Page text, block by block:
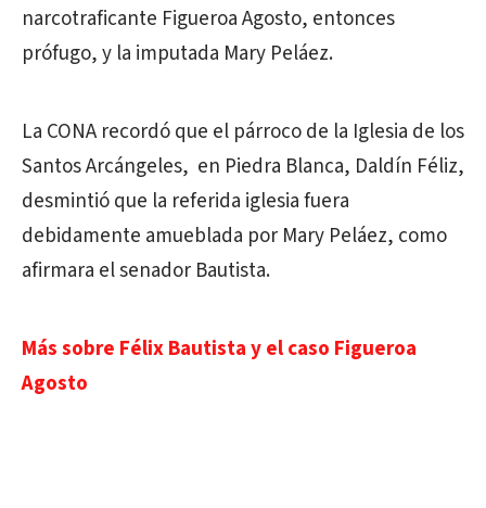
narcotraficante Figueroa Agosto, entonces
prófugo, y la imputada Mary Peláez.
La CONA recordó que el párroco de la Iglesia de los
Santos Arcángeles, en Piedra Blanca, Daldín Féliz,
desmintió que la referida iglesia fuera
debidamente amueblada por Mary Peláez, como
afirmara el senador Bautista.
Más sobre Félix Bautista y el caso Figueroa
Agosto